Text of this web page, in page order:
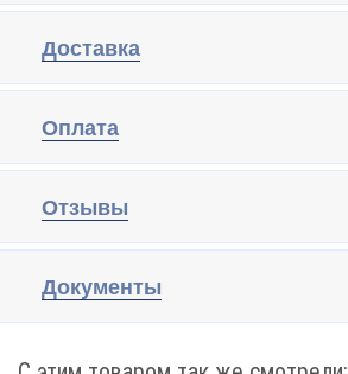
Доставка
Оплата
Отзывы
Документы